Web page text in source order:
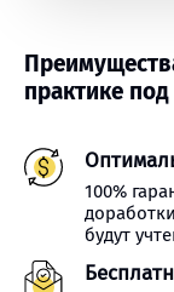
практике под
100%
будут